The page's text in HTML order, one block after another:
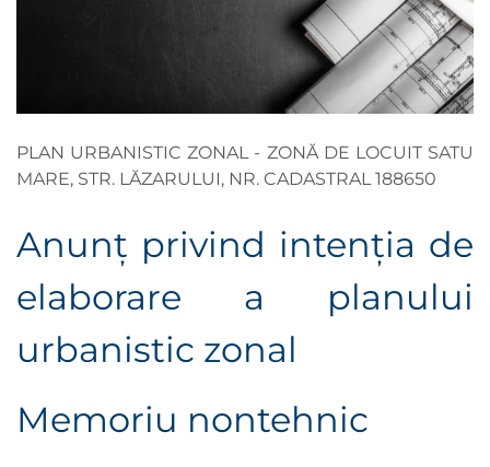
PLAN URBANISTIC ZONAL - ZONĂ DE LOCUIT SATU
MARE, STR. LĂZARULUI, NR. CADASTRAL 188650
Anunţ privind intenţia de
elaborare a planului
urbanistic zonal
Memoriu nontehnic